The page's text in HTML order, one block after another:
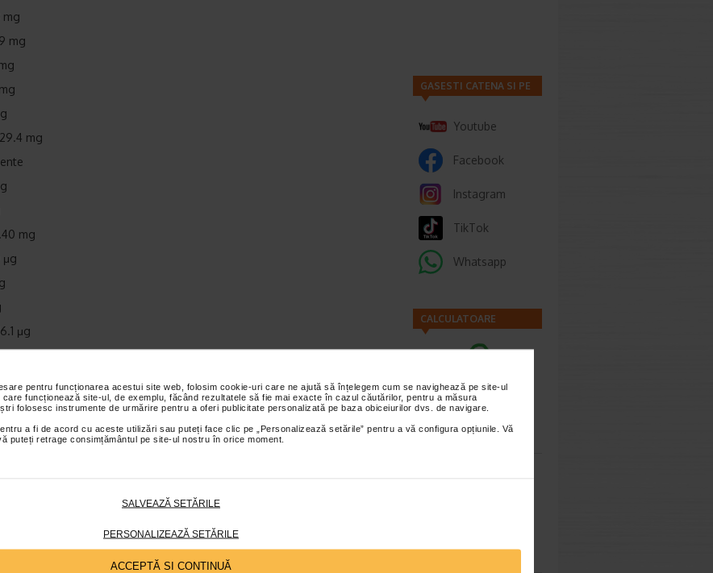
pentru funcționarea acestui site web, folosim cookie-uri care ne ajută să înțelegem cum se navighează pe site-ul
funcționează site-ul, de exemplu, făcând rezultatele să fie mai exacte în cazul căutărilor, pentru a măsura
folosesc instrumente de urmărire pentru a oferi publicitate personalizată pe baza obiceiurilor dvs. de navigare.
a fi de acord cu aceste utilizări sau puteți face clic pe „Personalizează setările” pentru a vă configura opțiunile. Vă
puteți retrage consimțământul pe site-ul nostru în orice moment.
SALVEAZĂ SETĂRILE
PERSONALIZEAZĂ SETĂRILE
ACCEPTĂ SI CONTINUĂ
mg
mg
mg
mg
μg
μg
6.0 mg
0.33 mg
GASESTI CATENA SI PE
Youtube
Facebook
Instagram
TikTok
Whatsapp
CALCULATOARE
Calculator
sarcina
ovulatie